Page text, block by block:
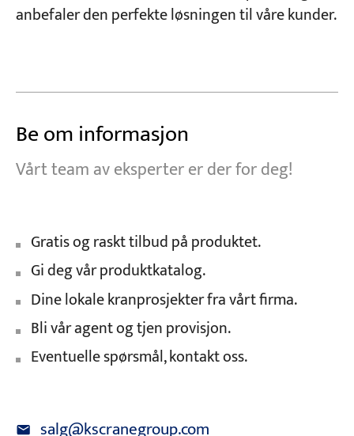
anbefaler den perfekte løsningen til våre kunder.
Be om informasjon
Vårt team av eksperter er der for deg!
Gratis og raskt tilbud på produktet.
Gi deg vår produktkatalog.
Dine lokale kranprosjekter fra vårt firma.
Bli vår agent og tjen provisjon.
Eventuelle spørsmål, kontakt oss.
salg@kscranegroup.com